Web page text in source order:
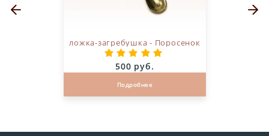
ложка-загребушка - Поросенок
Цена:
500 руб.
Подробнее
Предыдущий слайд